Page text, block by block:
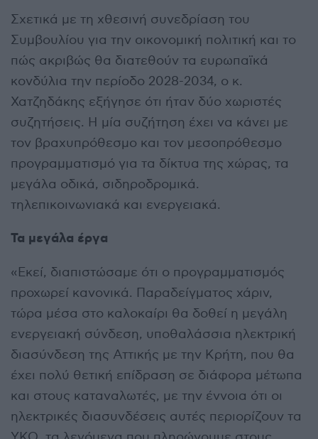
Σχετικά με τη χθεσινή συνεδρίαση του
Συμβουλίου για την οικονομική πολιτική και το
πώς ακριβώς θα διατεθούν τα ευρωπαϊκά
κονδύλια την περίοδο 2028-2034, ο κ.
Χατζηδάκης εξήγησε ότι ήταν δύο χωριστές
συζητήσεις. Η μία συζήτηση έχει να κάνει με
τον βραχυπρόθεσμο και τον μεσοπρόθεσμο
προγραμματισμό για τα δίκτυα της χώρας, τα
μεγάλα οδικά, σιδηροδρομικά.
τηλεπικοινωνιακά και ενεργειακά.
Τα μεγάλα έργα
«Εκεί, διαπιστώσαμε ότι ο προγραμματισμός
προχωρεί κανονικά. Παραδείγματος χάριν,
τώρα μέσα στο καλοκαίρι θα δοθεί η μεγάλη
ενεργειακή σύνδεση, υποθαλάσσια ηλεκτρική
διασύνδεση της Αττικής με την Κρήτη, που θα
έχει πολύ θετική επίδραση σε διάφορα μέτωπα
και στους καταναλωτές, με την έννοια ότι οι
ηλεκτρικές διασυνδέσεις αυτές περιορίζουν τα